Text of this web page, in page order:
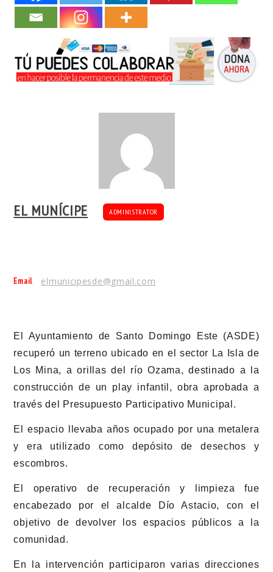
EL MUNÍCIPE ADMINISTRATOR
Email elmunicipesde@gmail.com
El Ayuntamiento de Santo Domingo Este (ASDE)
recuperó un terreno ubicado en el sector La Isla de
Los Mina, a orillas del río Ozama, destinado a la
construcción de un play infantil, obra aprobada a
través del Presupuesto Participativo Municipal.
El espacio llevaba años ocupado por una metalera
y era utilizado como depósito de desechos y
escombros.
El operativo de recuperación y limpieza fue
encabezado por el alcalde Dío Astacio, con el
objetivo de devolver los espacios públicos a la
comunidad.
En la intervención participaron varias direcciones